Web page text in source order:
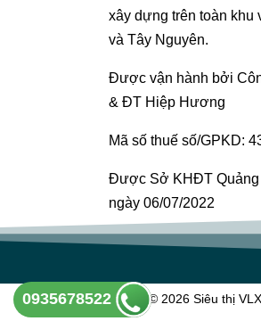
xây dựng trên toàn khu
và Tây Nguyên.
Được vận hành bởi
& ĐT Hiệp Hương
Mã số thuế số/GPKD:
Được Sở KHĐT Quảng
ngày 06/07/2022
Copyright © 2026 Siêu thị
0935678522